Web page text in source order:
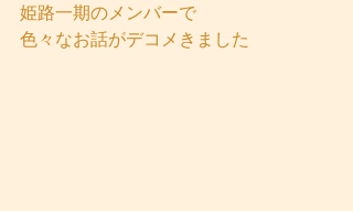
姫路一期のメンバーで
色々なお話がデコメきました